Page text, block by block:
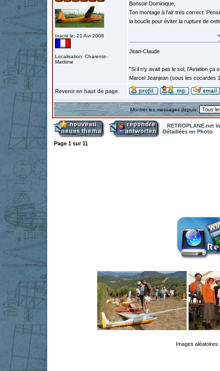
Inscrit le: 21 Avr 2008
Localisation: Charente-
Maritime
Bonsoir Dominique,
Ton montage à l'air très correct.
la boucle pour éviter la rupture de
Jean-Claude
"Si il n'y avait pas le sol, l'Aviation ça
Marcel Jeanjean (sous les cocardes
Revenir en haut de page
Montrer les messages depuis:
RETROPLANE.net
Détaillées en Photo
Page 1 sur11
Images aléatoires